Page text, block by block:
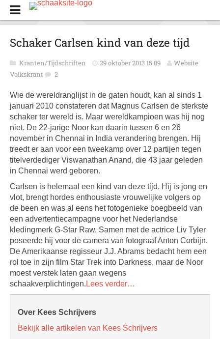
Schaker Carlsen kind van deze tijd
Kranten/Tijdschriften 29 oktober 2013 15:09
Website
Volkskrant
2
Wie de wereldranglijst in de gaten houdt, kan al sinds 1
januari 2010 constateren dat Magnus Carlsen de sterkste
schaker ter wereld is. Maar wereldkampioen was hij nog
niet. De 22-jarige Noor kan daarin tussen 6 en 26
november in Chennai in India verandering brengen. Hij
treedt er aan voor een tweekamp over 12 partijen tegen
titelverdediger Viswanathan Anand, die 43 jaar geleden
in Chennai werd geboren.
Carlsen is helemaal een kind van deze tijd. Hij is jong en
vlot, brengt hordes enthousiaste vrouwelijke volgers op
de been en was al eens het fotogenieke boegbeeld van
een advertentiecampagne voor het Nederlandse
kledingmerk G-Star Raw. Samen met de actrice Liv Tyler
poseerde hij voor de camera van fotograaf Anton Corbijn.
De Amerikaanse regisseur J.J. Abrams bedacht hem een
rol toe in zijn film Star Trek into Darkness, maar de Noor
moest verstek laten gaan wegens
schaakverplichtingen. Lees verder…
Over Kees Schrijvers
Bekijk alle artikelen van Kees Schrijvers